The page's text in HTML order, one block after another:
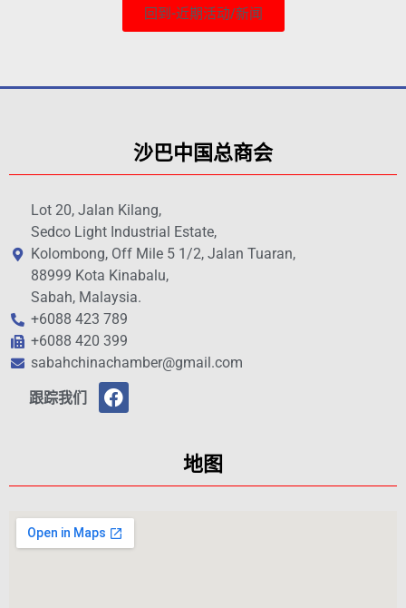
回到-近期活动/新闻
沙巴中国总商会
Lot 20, Jalan Kilang,
Sedco Light Industrial Estate,
Kolombong, Off Mile 5 1/2, Jalan Tuaran,
88999 Kota Kinabalu,
Sabah, Malaysia.
+6088 423 789
+6088 420 399
sabahchinachamber@gmail.com
跟踪我们
地图